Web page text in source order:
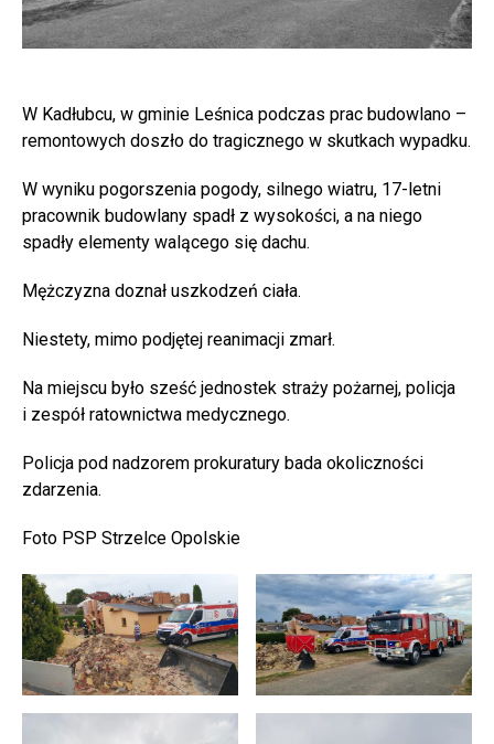
W Kadłubcu, w gminie Leśnica podczas prac budowlano –
remontowych doszło do tragicznego w skutkach wypadku.
W wyniku pogorszenia pogody, silnego wiatru, 17-letni
pracownik budowlany spadł z wysokości, a na niego
spadły elementy walącego się dachu.
Mężczyzna doznał uszkodzeń ciała.
Niestety, mimo podjętej reanimacji zmarł.
Na miejscu było sześć jednostek straży pożarnej, policja
i zespół ratownictwa medycznego.
Policja pod nadzorem prokuratury bada okoliczności
zdarzenia.
Foto PSP Strzelce Opolskie